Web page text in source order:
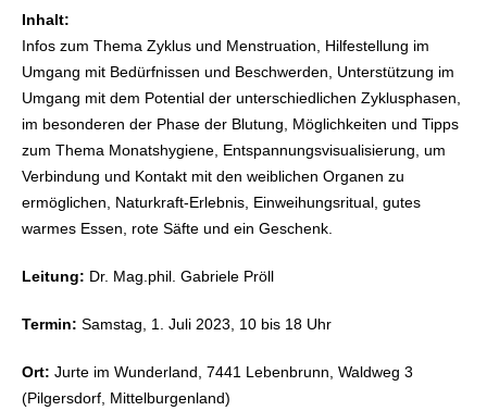
Inhalt:
Infos zum Thema Zyklus und Menstruation, Hilfestellung im
Umgang mit Bedürfnissen und Beschwerden, Unterstützung im
Umgang mit dem Potential der unterschiedlichen Zyklusphasen,
im besonderen der Phase der Blutung, Möglichkeiten und Tipps
zum Thema Monatshygiene, Entspannungsvisualisierung, um
Verbindung und Kontakt mit den weiblichen Organen zu
ermöglichen, Naturkraft-Erlebnis, Einweihungsritual, gutes
warmes Essen, rote Säfte und ein Geschenk.
Leitung: Dr. Mag.phil. Gabriele Pröll
Termin: Samstag, 1. Juli 2023, 10 bis 18 Uhr
Ort: Jurte im Wunderland, 7441 Lebenbrunn, Waldweg 3
(Pilgersdorf, Mittelburgenland)